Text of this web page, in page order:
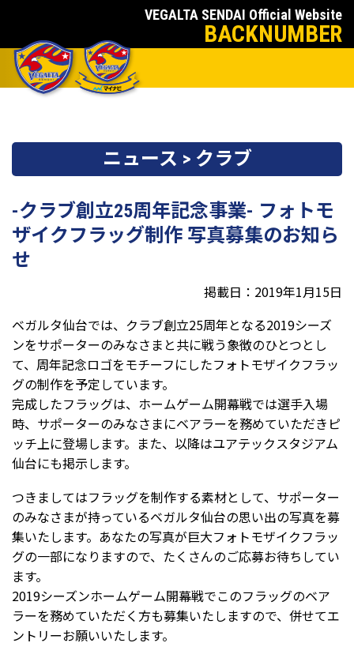
VEGALTA SENDAI Official Website
BACKNUMBER
ニュース > クラブ
-クラブ創立25周年記念事業- フォトモ
ザイクフラッグ制作 写真募集のお知ら
せ
掲載日：2019年1月15日
ベガルタ仙台では、クラブ創立25周年となる2019シーズ
ンをサポーターのみなさまと共に戦う象徴のひとつとし
て、周年記念ロゴをモチーフにしたフォトモザイクフラッ
グの制作を予定しています。
完成したフラッグは、ホームゲーム開幕戦では選手入場
時、サポーターのみなさまにベアラーを務めていただきピ
ッチ上に登場します。また、以降はユアテックスタジアム
仙台にも掲示します。
つきましてはフラッグを制作する素材として、サポーター
のみなさまが持っているベガルタ仙台の思い出の写真を募
集いたします。あなたの写真が巨大フォトモザイクフラッ
グの一部になりますので、たくさんのご応募お待ちしてい
ます。
2019シーズンホームゲーム開幕戦でこのフラッグのベア
ラーを務めていただく方も募集いたしますので、併せてエ
ントリーお願いいたします。